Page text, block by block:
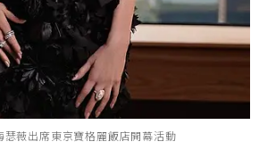
瑟薇出席東京寶格麗飯店開幕活動